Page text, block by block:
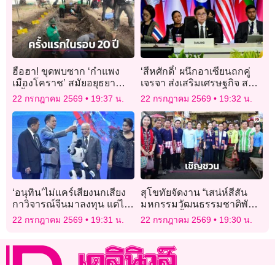
ฮือฮา! ขุดพบซาก ‘กำแพง
เมืองโคราช’ สมัยอยุธยา
ครั้งแรกในรอบ 20 ปี บริเวณ
โนนพลล้าน
22 กรกฎาคม 2569 19:37 น.
‘สีหศักดิ์’ ผนึกอาเซียนถกคู่
เจรจา ส่งเสริมเศรษฐกิจ สกัด
อาชญากรรมข้ามชาติ
22 กรกฎาคม 2569 19:32 น.
‘อนุทิน’ไม่แคร์เสียงนกเสียง
กาวิจารณ์จีนมาลงทุน แต่ไม่
ทรานเฟอร์เทคโนโลยีไทย
22 กรกฎาคม 2569 19:31 น.
สุโขทัยจัดงาน “เสน่ห์สีสัน
มหกรรมวัฒนธรรมชาติพันธุ์
7–9 ส.ค.นี้
22 กรกฎาคม 2569 19:30 น.